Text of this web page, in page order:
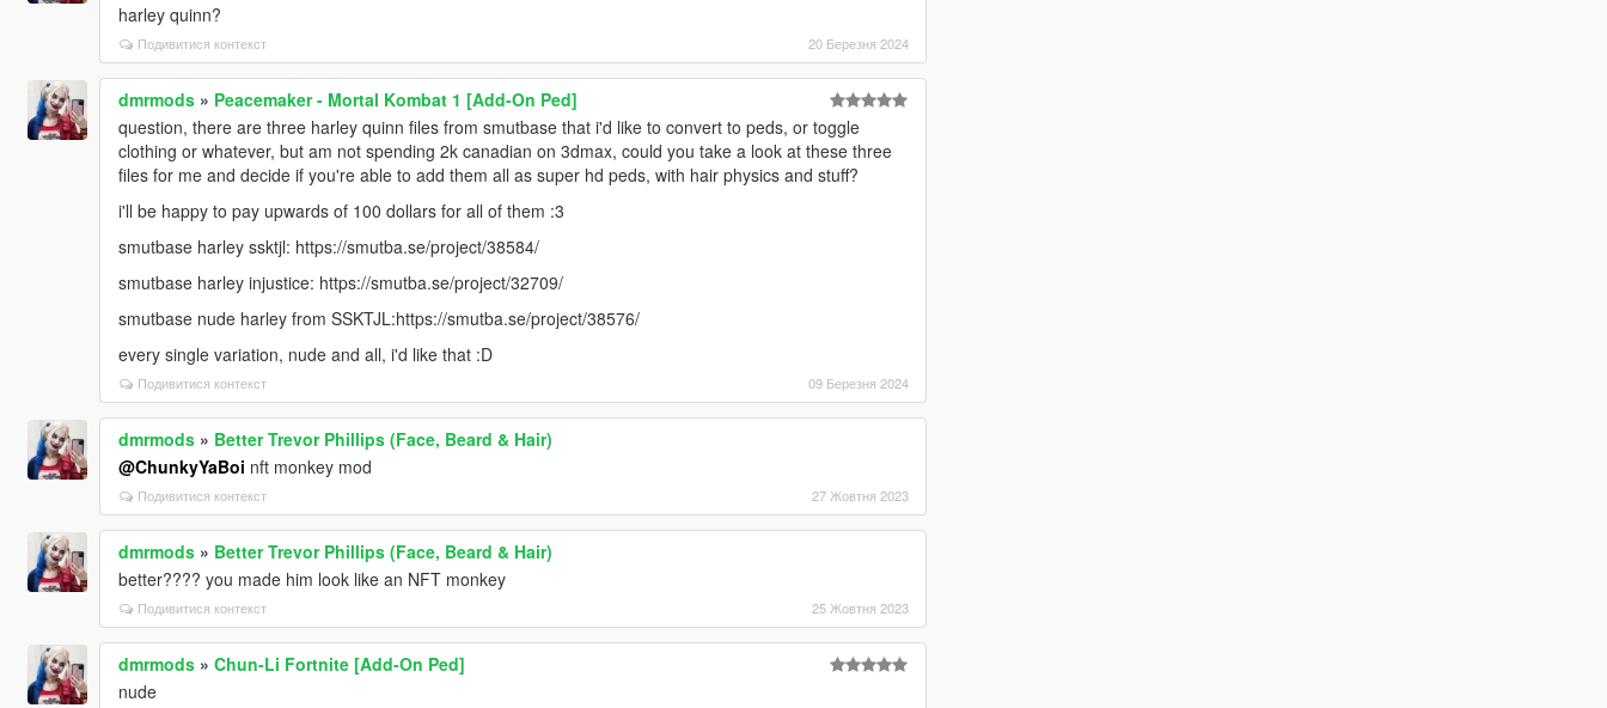
harley quinn?
Подивитися контекст 20 Березня 2024
dmrmods» Peacemaker - Mortal Kombat 1 [Add-On Ped]
question, there are three harley quinn files from smutbase that i'd like to convert to peds, or toggle
clothing or whatever, but am not spending 2k canadian on 3dmax, could you take a look at these three
files for me and decide if you're able to add them all as super hd peds, with hair physics and stuff?
i'll be happy to pay upwards of 100 dollars for all of them :3
smutbase harley ssktjl: https://smutba.se/project/38584/
smutbase harley injustice: https://smutba.se/project/32709/
smutbase nude harley from SSKTJL:https://smutba.se/project/38576/
every single variation, nude and all, i'd like that :D
Подивитися контекст 09 Березня 2024
dmrmods» Better Trevor Phillips (Face, Beard & Hair)
@ChunkyYaBoi nft monkey mod
Подивитися контекст 27 Жовтня 2023
dmrmods» Better Trevor Phillips (Face, Beard & Hair)
better???? you made him look like an NFT monkey
Подивитися контекст 25 Жовтня 2023
dmrmods» Chun-Li Fortnite [Add-On Ped]
nude